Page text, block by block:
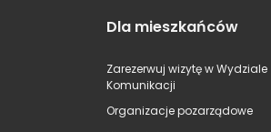
Dla mieszkańców
Zarezerwuj wizytę w Wydziale
Komunikacji
Organizacje pozarządowe